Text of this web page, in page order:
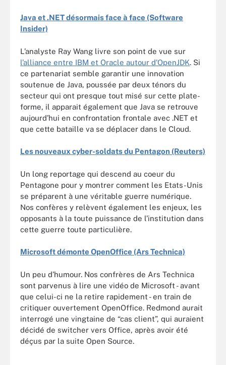
Java et .NET désormais face à face (Software
Insider)
L’analyste Ray Wang livre son point de vue sur
l’alliance entre IBM et Oracle autour d’OpenJDK. Si
ce partenariat semble garantir une innovation
soutenue de Java, poussée par deux ténors du
secteur qui ont presque tout misé sur cette plate-
forme, il apparait également que Java se retrouve
aujourd’hui en confrontation frontale avec .NET et
que cette bataille va se déplacer dans le Cloud.
Les nouveaux cyber-soldats du Pentagon (Reuters)
Un long reportage qui descend au coeur du
Pentagone pour y montrer comment les Etats-Unis
se préparent à une véritable guerre numérique.
Nos confères y relèvent également les enjeux, les
opposants à la toute puissance de l’institution dans
cette guerre toute particulière.
Microsoft démonte OpenOffice (Ars Technica)
Un peu d’humour. Nos confrères de Ars Technica
sont parvenus à lire une vidéo de Microsoft - avant
que celui-ci ne la retire rapidement - en train de
critiquer ouvertement OpenOffice. Redmond aurait
interrogé une vingtaine de “cas client”, qui auraient
décidé de switcher vers Office, après avoir été
déçus par la suite Open Source.